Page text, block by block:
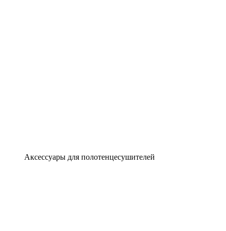
Аксессуары для полотенцесушителей